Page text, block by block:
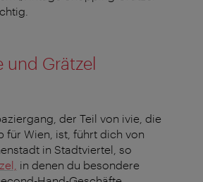
und Grätzel
der Teil von ivie, die
für Wien, ist, führt dich von
in Stadtviertel, so
in denen du besondere